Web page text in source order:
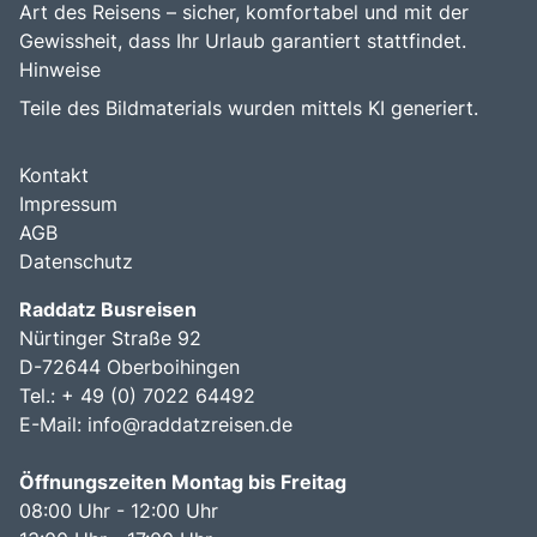
Grenze zur Schweiz und ist von einer beeindruckenden
Landschaft umgeben, die den Bodensee und die Alpen
umfasst. Die zentrale Lage der Stadt macht das Fest
leicht erreichbar, sowohl mit dem Auto als auch mit
öffentlichen Verkehrsmitteln. Die Uferpromenade, wo das
Fest stattfindet, bietet einen herrlichen Blick auf den See
unvergesslicher macht. Die Nähe zu anderen
Sehenswürdigkeiten, wie der Altstadt von Konstanz und
der Insel Mainau, macht das Seenachtsfest zu einem
idealen Ziel für einen abwechslungsreichen Tagesausflug.
Art des Reisens – sicher, komfortabel und mit der
Gewissheit, dass Ihr Urlaub garantiert stattfindet.
Hinweise
Teile des Bildmaterials wurden mittels KI generiert.
Kontakt
Impressum
AGB
Datenschutz
Raddatz Busreisen
Nürtinger Straße 92
D-72644 Oberboihingen
Tel.: + 49 (0) 7022 64492
E-Mail: info@raddatzreisen.de
Öffnungszeiten Montag bis Freitag
08:00 Uhr - 12:00 Uhr